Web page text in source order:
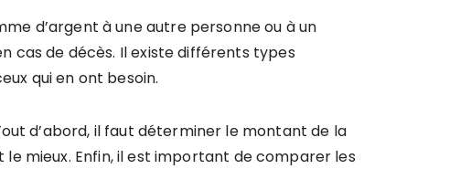
d’argent à une autre personne ou à un
cas de décès. Il existe différents types
qui en ont besoin.
d’abord, il faut déterminer le montant de la
mieux. Enfin, il est important de comparer les